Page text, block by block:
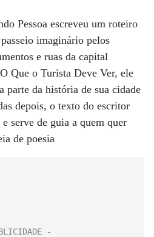
Pessoa escreveu um roteiro
imaginário pelos
e ruas da capital
Que o Turista Deve Ver, ele
parte da história de sua cidade
depois, o texto do escritor
serve de guia a quem quer
de poesia